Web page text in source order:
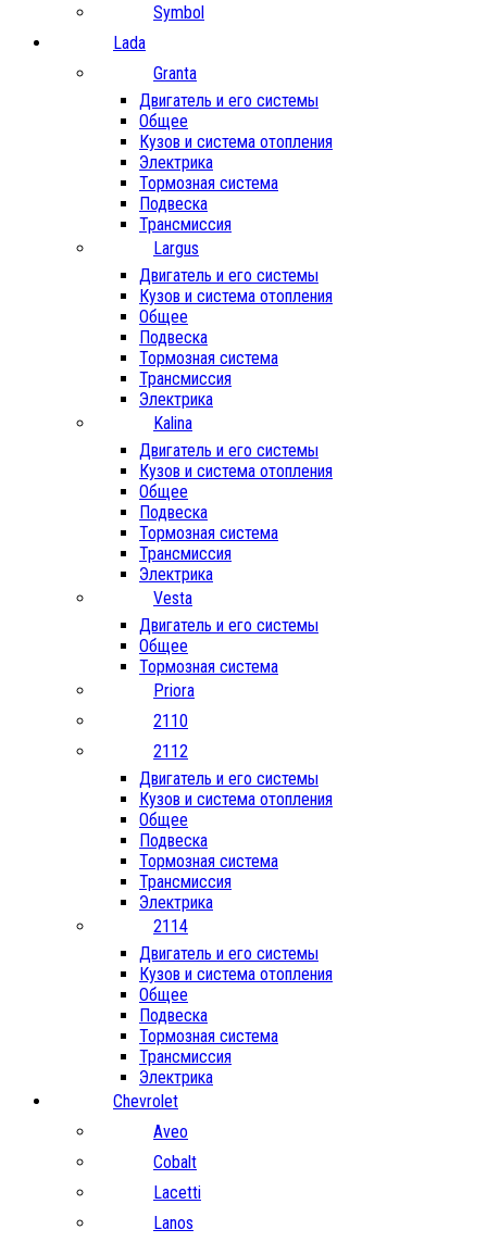
Symbol
Lada
Granta
Двигатель и его системы
Общее
Кузов и система отопления
Электрика
Тормозная система
Подвеска
Трансмиссия
Largus
Двигатель и его системы
Кузов и система отопления
Общее
Подвеска
Тормозная система
Трансмиссия
Электрика
Kalina
Двигатель и его системы
Кузов и система отопления
Общее
Подвеска
Тормозная система
Трансмиссия
Электрика
Vesta
Двигатель и его системы
Общее
Тормозная система
Priora
2110
2112
Двигатель и его системы
Кузов и система отопления
Общее
Подвеска
Тормозная система
Трансмиссия
Электрика
2114
Двигатель и его системы
Кузов и система отопления
Общее
Подвеска
Тормозная система
Трансмиссия
Электрика
Chevrolet
Aveo
Cobalt
Lacetti
Lanos